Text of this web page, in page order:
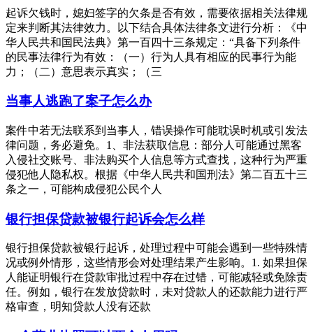
起诉欠钱时，媳妇签字的欠条是否有效，需要依据相关法律规
定来判断其法律效力。以下结合具体法律条文进行分析：《中
华人民共和国民法典》第一百四十三条规定：“具备下列条件
的民事法律行为有效：（一）行为人具有相应的民事行为能
力；（二）意思表示真实；（三
当事人逃跑了案子怎么办
案件中若无法联系到当事人，错误操作可能耽误时机或引发法
律问题，务必避免。1、非法获取信息：部分人可能通过黑客
入侵社交账号、非法购买个人信息等方式查找，这种行为严重
侵犯他人隐私权。根据《中华人民共和国刑法》第二百五十三
条之一，可能构成侵犯公民个人
银行担保贷款被银行起诉会怎么样
银行担保贷款被银行起诉，处理过程中可能会遇到一些特殊情
况或例外情形，这些情形会对处理结果产生影响。1. 如果担保
人能证明银行在贷款审批过程中存在过错，可能减轻或免除责
任。例如，银行在发放贷款时，未对贷款人的还款能力进行严
格审查，明知贷款人没有还款